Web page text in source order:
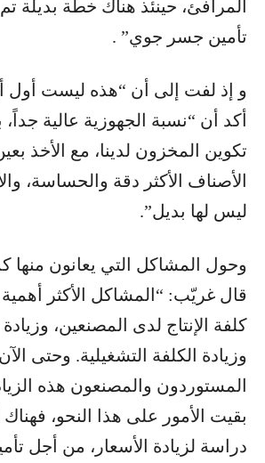
المرافئ، حينئذ هناك خطة بديلة
تأمين جسر جوي” .
و إذ لفت إلى أن “هذه ليست أول
أكد أن “نسبة الجهوزية عالية جداً،
تكوين المخزون لدينا، مع الأخذ بعين
الأصناف الأكثر دقة والحساسة،
ليس لها بديل”.
وحول المشاكل التي يعانون منها
قال غريّب: “المشاكل الأكثر أهمية
كلفة الإنتاج لدى المصنعين،
وزيادة الكلفة التشغيلية. وحتى
المستوردون والمصنعون هذه
بقيت الأمور على هذا النحو، فهناك
دراسة لزيادة الأسعار، من أجل